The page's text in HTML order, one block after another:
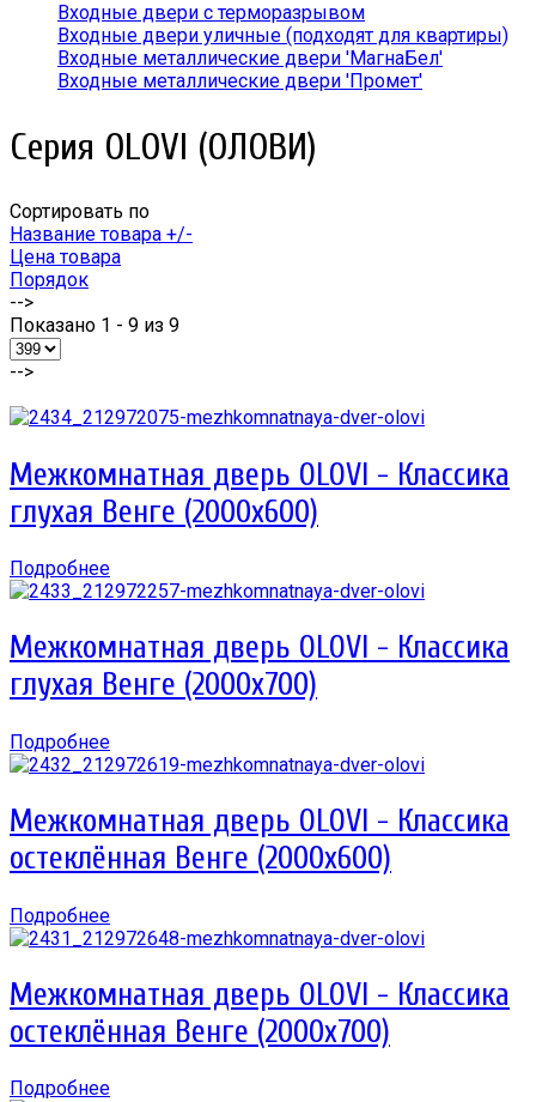
Входные двери с терморазрывом
Входные двери уличные (подходят для квартиры)
Входные металлические двери 'МагнаБел'
Входные металлические двери 'Промет'
Серия OLOVI (ОЛОВИ)
Сортировать по
Название товара +/-
Цена товара
Порядок
-->
Показано 1 - 9 из 9
-->
Межкомнатная дверь OLOVI - Классика
глухая Венге (2000х600)
Подробнее
Межкомнатная дверь OLOVI - Классика
глухая Венге (2000х700)
Подробнее
Межкомнатная дверь OLOVI - Классика
остеклённая Венге (2000х600)
Подробнее
Межкомнатная дверь OLOVI - Классика
остеклённая Венге (2000х700)
Подробнее